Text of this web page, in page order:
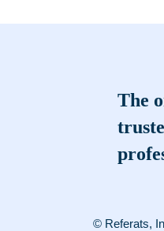
The
© Referats,